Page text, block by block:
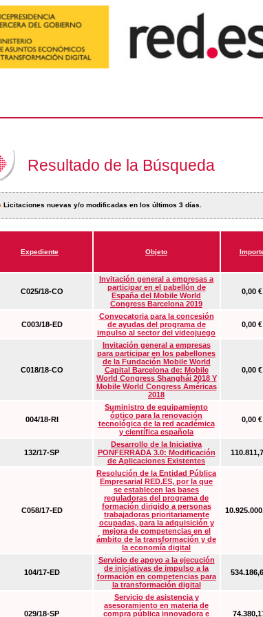
Resultado de la Búsqueda
Licitaciones nuevas y/o modificadas en los últimos 3 días.
Expediente Objeto
C025/18-CO
Invitación general a empresas a
participar en el pabellón de
España del Mobile World
Congress Barcelona 2019
0,00 €
C003/18-ED
Convocatoria para la concesión
de ayudas del programa de
impulso al sector del videojuego
0,00 €
C018/18-CO
Invitación general a empresas
para participar en los pabellones
de la Fundación Mobile World
Capital Barcelona de: Mobile
World Congress Shanghái 2018 Y
Mobile World Congress Américas
2018
0,00 €
004/18-RI
Suministro de equipamiento
óptico para la renovación
tecnológica de la red académica
y científica española
0,00 €
132/17-SP
Desarrollo de la Iniciativa
PONFERRADA 3.0: Modificación
de Aplicaciones Existentes
C058/17-ED
Resolución de la Entidad Pública
Empresarial RED.ES, por la que
se establecen las bases
reguladoras del programa de
formación dirigido a personas
trabajadoras prioritariamente
ocupadas, para la adquisición y
mejora de competencias en el
ámbito de la transformación y de
la economía digital
104/17-ED
Servicio de apoyo a la ejecución
de iniciativas de impulso a la
formación en competencias para
la transformación digital
029/18-SP
Servicio de asistencia y
asesoramiento en materia de
compra pública innovadora e